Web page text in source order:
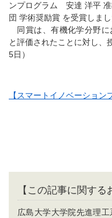
ンプログラム 安達 洋平
団 学術奨励賞 を受賞しまし
同賞は、有機化学分野に
と評価されたことに対し、
5日）
【スマートイノベーション
【この記事に関する
広島大学大学院先進理